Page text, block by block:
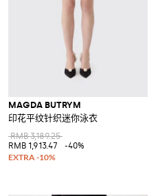
MAGDA BUTRYM
印花平纹针织迷你泳衣
RMB 3,189.25
RMB 1,913.47
-40%